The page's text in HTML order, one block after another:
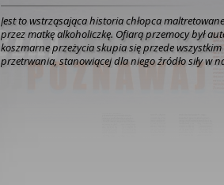
Jest to wstrząsająca historia chłopca
przez matkę alkoholiczkę. Ofiarą przemocy był
koszmarne przeżycia skupia się przede
przetrwania, stanowiącej dla niego źródło siły w